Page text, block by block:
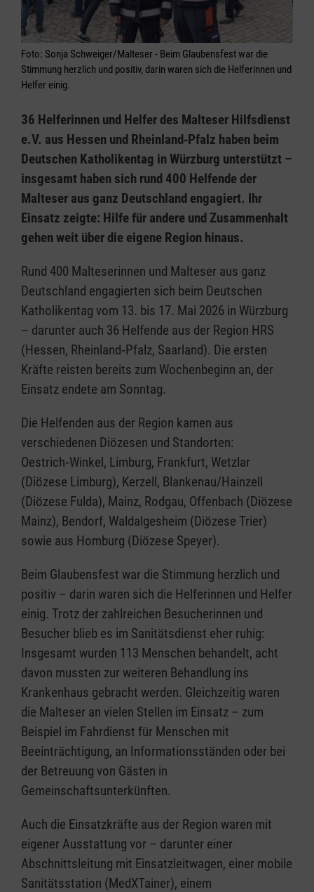
Foto: Sonja Schweiger/Malteser - Beim Glaubensfest war die
Stimmung herzlich und positiv, darin waren sich die Helferinnen und
Helfer einig.
36 Helferinnen und Helfer des Malteser Hilfsdienst
e.V. aus Hessen und Rheinland‑Pfalz haben beim
Deutschen Katholikentag in Würzburg unterstützt –
insgesamt haben sich rund 400 Helfende der
Malteser aus ganz Deutschland engagiert. Ihr
Einsatz zeigte: Hilfe für andere und Zusammenhalt
gehen weit über die eigene Region hinaus.
Rund 400 Malteserinnen und Malteser aus ganz
Deutschland engagierten sich beim Deutschen
Katholikentag vom 13. bis 17. Mai 2026 in Würzburg
– darunter auch 36 Helfende aus der Region HRS
(Hessen, Rheinland‑Pfalz, Saarland). Die ersten
Kräfte reisten bereits zum Wochenbeginn an, der
Einsatz endete am Sonntag.
Die Helfenden aus der Region kamen aus
verschiedenen Diözesen und Standorten:
Oestrich‑Winkel, Limburg, Frankfurt, Wetzlar
(Diözese Limburg), Kerzell, Blankenau/Hainzell
(Diözese Fulda), Mainz, Rodgau, Offenbach (Diözese
Mainz), Bendorf, Waldalgesheim (Diözese Trier)
sowie aus Homburg (Diözese Speyer).
Beim Glaubensfest war die Stimmung herzlich und
positiv – darin waren sich die Helferinnen und Helfer
einig. Trotz der zahlreichen Besucherinnen und
Besucher blieb es im Sanitätsdienst eher ruhig:
Insgesamt wurden 113 Menschen behandelt, acht
davon mussten zur weiteren Behandlung ins
Krankenhaus gebracht werden. Gleichzeitig waren
die Malteser an vielen Stellen im Einsatz – zum
Beispiel im Fahrdienst für Menschen mit
Beeinträchtigung, an Informationsständen oder bei
der Betreuung von Gästen in
Gemeinschaftsunterkünften.
Auch die Einsatzkräfte aus der Region waren mit
eigener Ausstattung vor – darunter einer
Abschnittsleitung mit Einsatzleitwagen, einer mobile
Sanitätsstation (MedXTainer), einem